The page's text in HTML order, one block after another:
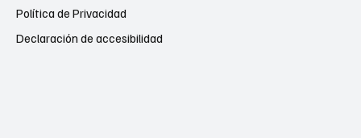
Política de Privacidad
Declaración de accesibilidad